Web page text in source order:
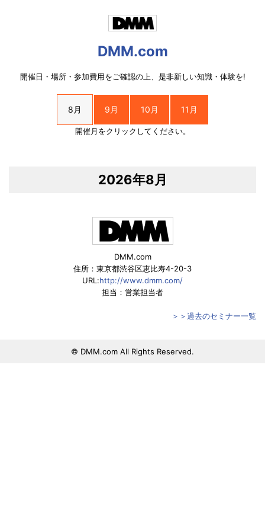
DMM.com
開催日・場所・参加費用をご確認の上、是非新しい知識・体験を!
8月 9月 10月 11月
開催月をクリックしてください。
2026年8月
DMM.com
住所：東京都渋谷区恵比寿4-20-3
URL:http://www.dmm.com/
担当：営業担当者
＞＞過去のセミナー一覧
© DMM.com All Rights Reserved.